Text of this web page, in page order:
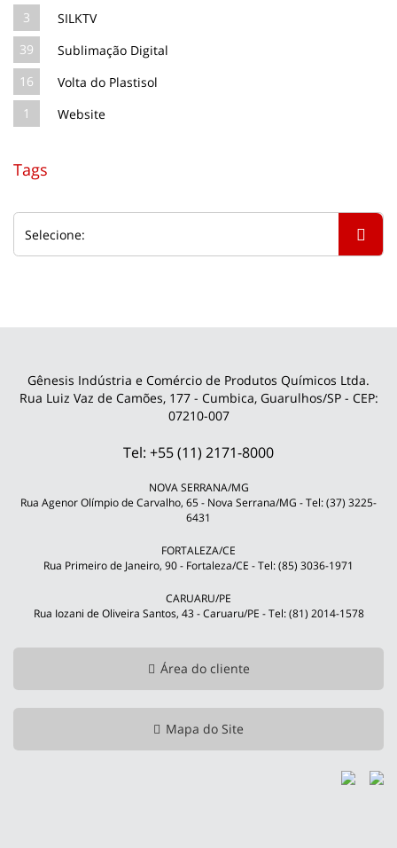
3
SILKTV
39
Sublimação Digital
16
Volta do Plastisol
1
Website
Tags
Gênesis Indústria e Comércio de Produtos Químicos Ltda.
Rua Luiz Vaz de Camões, 177 - Cumbica, Guarulhos/SP - CEP:
07210-007
Tel: +55 (11) 2171-8000
NOVA SERRANA/MG
Rua Agenor Olímpio de Carvalho, 65 - Nova Serrana/MG - Tel: (37) 3225-
6431
FORTALEZA/CE
Rua Primeiro de Janeiro, 90 - Fortaleza/CE - Tel: (85) 3036-1971
CARUARU/PE
Rua Iozani de Oliveira Santos, 43 - Caruaru/PE - Tel: (81) 2014-1578
Área do cliente
Mapa do Site